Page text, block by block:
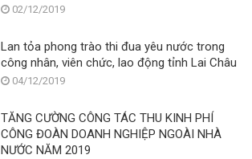
02/12/2019
Lan tỏa phong trào thi đua yêu nước trong
công nhân, viên chức, lao động tỉnh Lai Châu
04/12/2019
TĂNG CƯỜNG CÔNG TÁC THU KINH PHÍ
CÔNG ĐOÀN DOANH NGHIỆP NGOÀI NHÀ
NƯỚC NĂM 2019